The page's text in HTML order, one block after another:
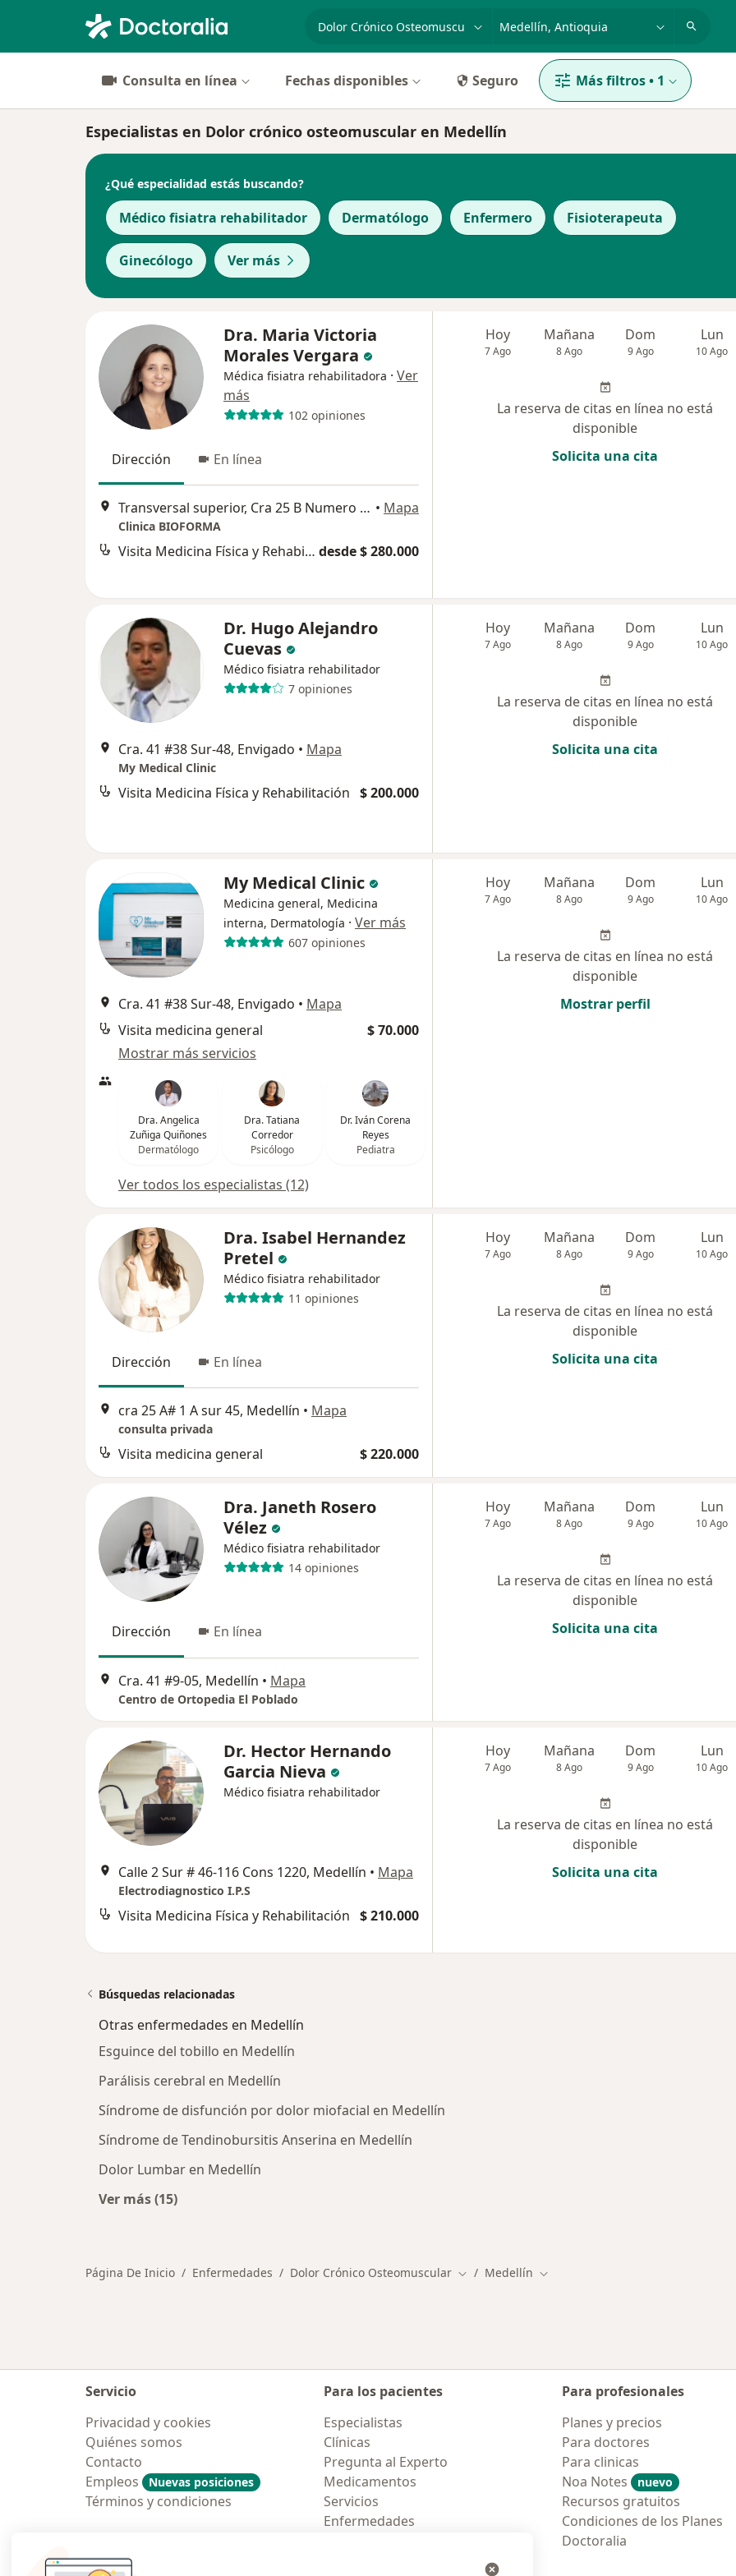
especialidad, enfermedad o nombrep. ej. Bogotá
Consulta en línea Fechas disponibles Seguro Más filtros• 1
Especialistas en Dolor crónico osteomuscular en Medellín
¿Qué especialidad estás buscando?
Médico fisiatra rehabilitador Dermatólogo Enfermero Fisioterapeuta
Ginecólogo Ver más
Dra. Maria Victoria
Morales Vergara
Médica fisiatra rehabilitadora · Ver
más
102 opiniones
Dirección En línea
Transversal superior, Cra 25 B Numero 16A sur 211 Clinica Bioforma Sector San Lucas, Medellín • Mapa
Clinica BIOFORMA
Visita Medicina Física y Rehabilitación desde $ 280.000
Hoy
7 Ago
Mañana
8 Ago
Dom
9 Ago
Lun
10 Ago
La reserva de citas en línea no está
disponible
Solicita una cita
Dr. Hugo Alejandro
Cuevas
Médico fisiatra rehabilitador
7 opiniones
Cra. 41 #38 Sur-48, Envigado • Mapa
My Medical Clinic
Visita Medicina Física y Rehabilitación $ 200.000
Hoy
7 Ago
Mañana
8 Ago
Dom
9 Ago
Lun
10 Ago
La reserva de citas en línea no está
disponible
Solicita una cita
My Medical Clinic
Medicina general, Medicina
interna, Dermatología · Ver más
607 opiniones
Cra. 41 #38 Sur-48, Envigado • Mapa
Visita medicina general
$ 70.000
Mostrar más servicios
Dra. Angelica
Zuñiga Quiñones
Dermatólogo
Dra. Tatiana
Corredor
Psicólogo
Dr. Iván Corena
Reyes
Pediatra
Ver todos los especialistas (12)
Hoy
7 Ago
Mañana
8 Ago
Dom
9 Ago
Lun
10 Ago
La reserva de citas en línea no está
disponible
Mostrar perfil
Dra. Isabel Hernandez
Pretel
Médico fisiatra rehabilitador
11 opiniones
Dirección En línea
cra 25 A# 1 A sur 45, Medellín • Mapa
consulta privada
Visita medicina general $ 220.000
Hoy
7 Ago
Mañana
8 Ago
Dom
9 Ago
Lun
10 Ago
La reserva de citas en línea no está
disponible
Solicita una cita
Dra. Janeth Rosero
Vélez
Médico fisiatra rehabilitador
14 opiniones
Dirección En línea
Cra. 41 #9-05, Medellín • Mapa
Centro de Ortopedia El Poblado
Hoy
7 Ago
Mañana
8 Ago
Dom
9 Ago
Lun
10 Ago
La reserva de citas en línea no está
disponible
Solicita una cita
Dr. Hector Hernando
Garcia Nieva
Médico fisiatra rehabilitador
Calle 2 Sur # 46-116 Cons 1220, Medellín • Mapa
Electrodiagnostico I.P.S
Visita Medicina Física y Rehabilitación $ 210.000
Hoy
7 Ago
Mañana
8 Ago
Dom
9 Ago
Lun
10 Ago
La reserva de citas en línea no está
disponible
Solicita una cita
Búsquedas relacionadas
Otras enfermedades en Medellín
Esguince del tobillo en Medellín
Parálisis cerebral en Medellín
Síndrome de disfunción por dolor miofacial en Medellín
Síndrome de Tendinobursitis Anserina en Medellín
Dolor Lumbar en Medellín
Ver más (15)
Página De Inicio Enfermedades Dolor Crónico Osteomuscular Cambiar de ciudad
Medellín Cambiar de ciudad
Servicio
Privacidad y cookies
Quiénes somos
Contacto
Empleos
Nuevas posiciones
Términos y condiciones
Para los pacientes
Especialistas
Clínicas
Pregunta al Experto
Medicamentos
Servicios
Enfermedades
Para profesionales
Planes y precios
Para doctores
Para clinicas
Noa Notes
nuevo
Recursos gratuitos
Condiciones de los Planes
Doctoralia